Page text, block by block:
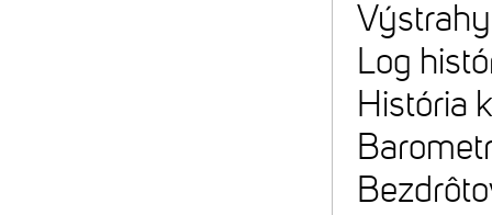
Log
História